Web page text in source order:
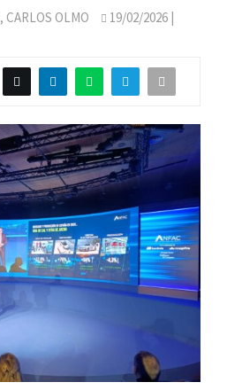
, CARLOS OLMO 19/02/2026 |